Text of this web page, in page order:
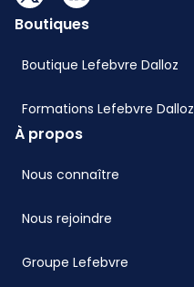
Boutiques
Boutique Lefebvre Dalloz
Formations Lefebvre Dalloz
À propos
Nous connaître
Nous rejoindre
Groupe Lefebvre